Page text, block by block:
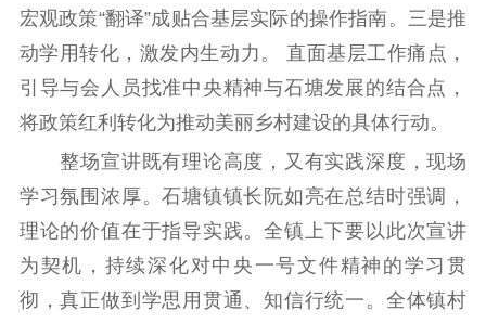
精品出版 全民阅读
出版监管
扫黄打非
电影工作
电影创作 电影市场
机关党建
党建要闻 学习在线
文化人才
宏观政策“翻译”成贴合基层实际的操作指南。三是推
动学用转化，激发内生动力。 直面基层工作痛点，
引导与会人员找准中央精神与石塘发展的结合点，
将政策红利转化为推动美丽乡村建设的具体行动。
整场宣讲既有理论高度，又有实践深度，现场
学习氛围浓厚。石塘镇镇长阮如亮在总结时强调，
理论的价值在于指导实践。全镇上下要以此次宣讲
为契机，持续深化对中央一号文件精神的学习贯
彻，真正做到学思用贯通、知信行统一。全体镇村